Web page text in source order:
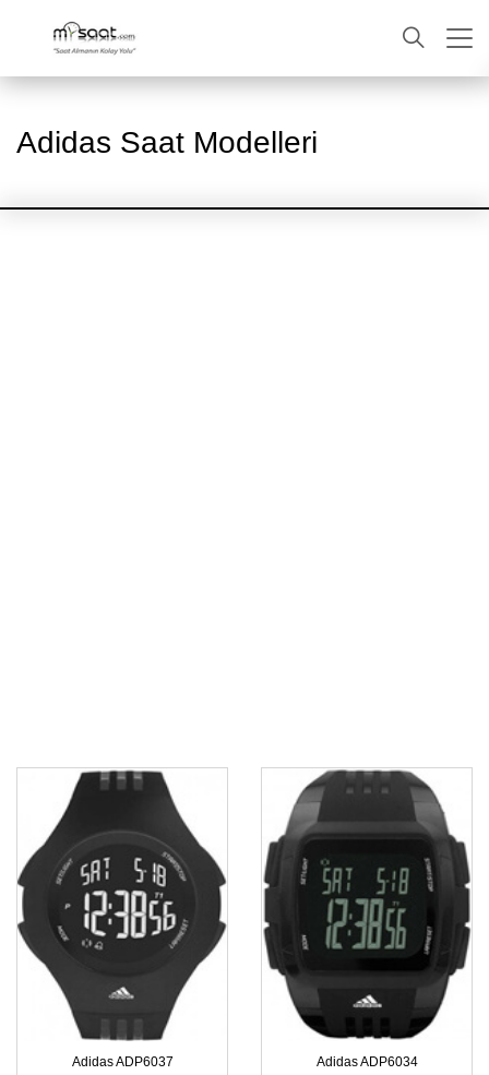
ARA
Adidas Saat Modelleri
Adidas ADP6037 Adidas ADP6034